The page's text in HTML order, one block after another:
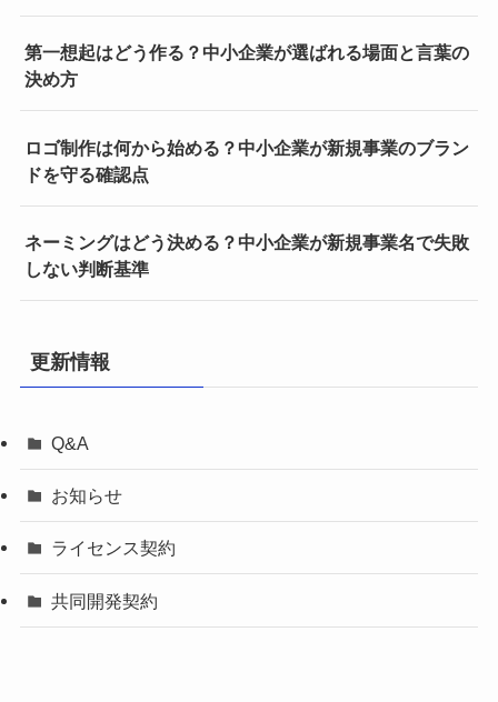
第一想起はどう作る？中小企業が選ばれる場面と言葉の
決め方
ロゴ制作は何から始める？中小企業が新規事業のブラン
ドを守る確認点
ネーミングはどう決める？中小企業が新規事業名で失敗
しない判断基準
更新情報
Q&A
お知らせ
ライセンス契約
共同開発契約